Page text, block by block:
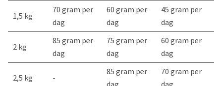
1,5 kg
70 gram per
dag
60 gram per
dag
45 gram per
dag
2 kg
85 gram per
dag
75 gram per
dag
60 gram per
dag
2,5 kg -
85 gram per
70 gram per